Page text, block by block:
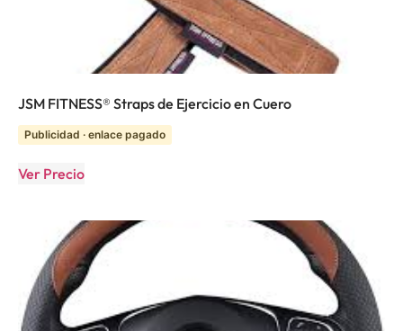
JSM FITNESS® Straps de Ejercicio en Cuero
Publicidad · enlace pagado
Ver Precio